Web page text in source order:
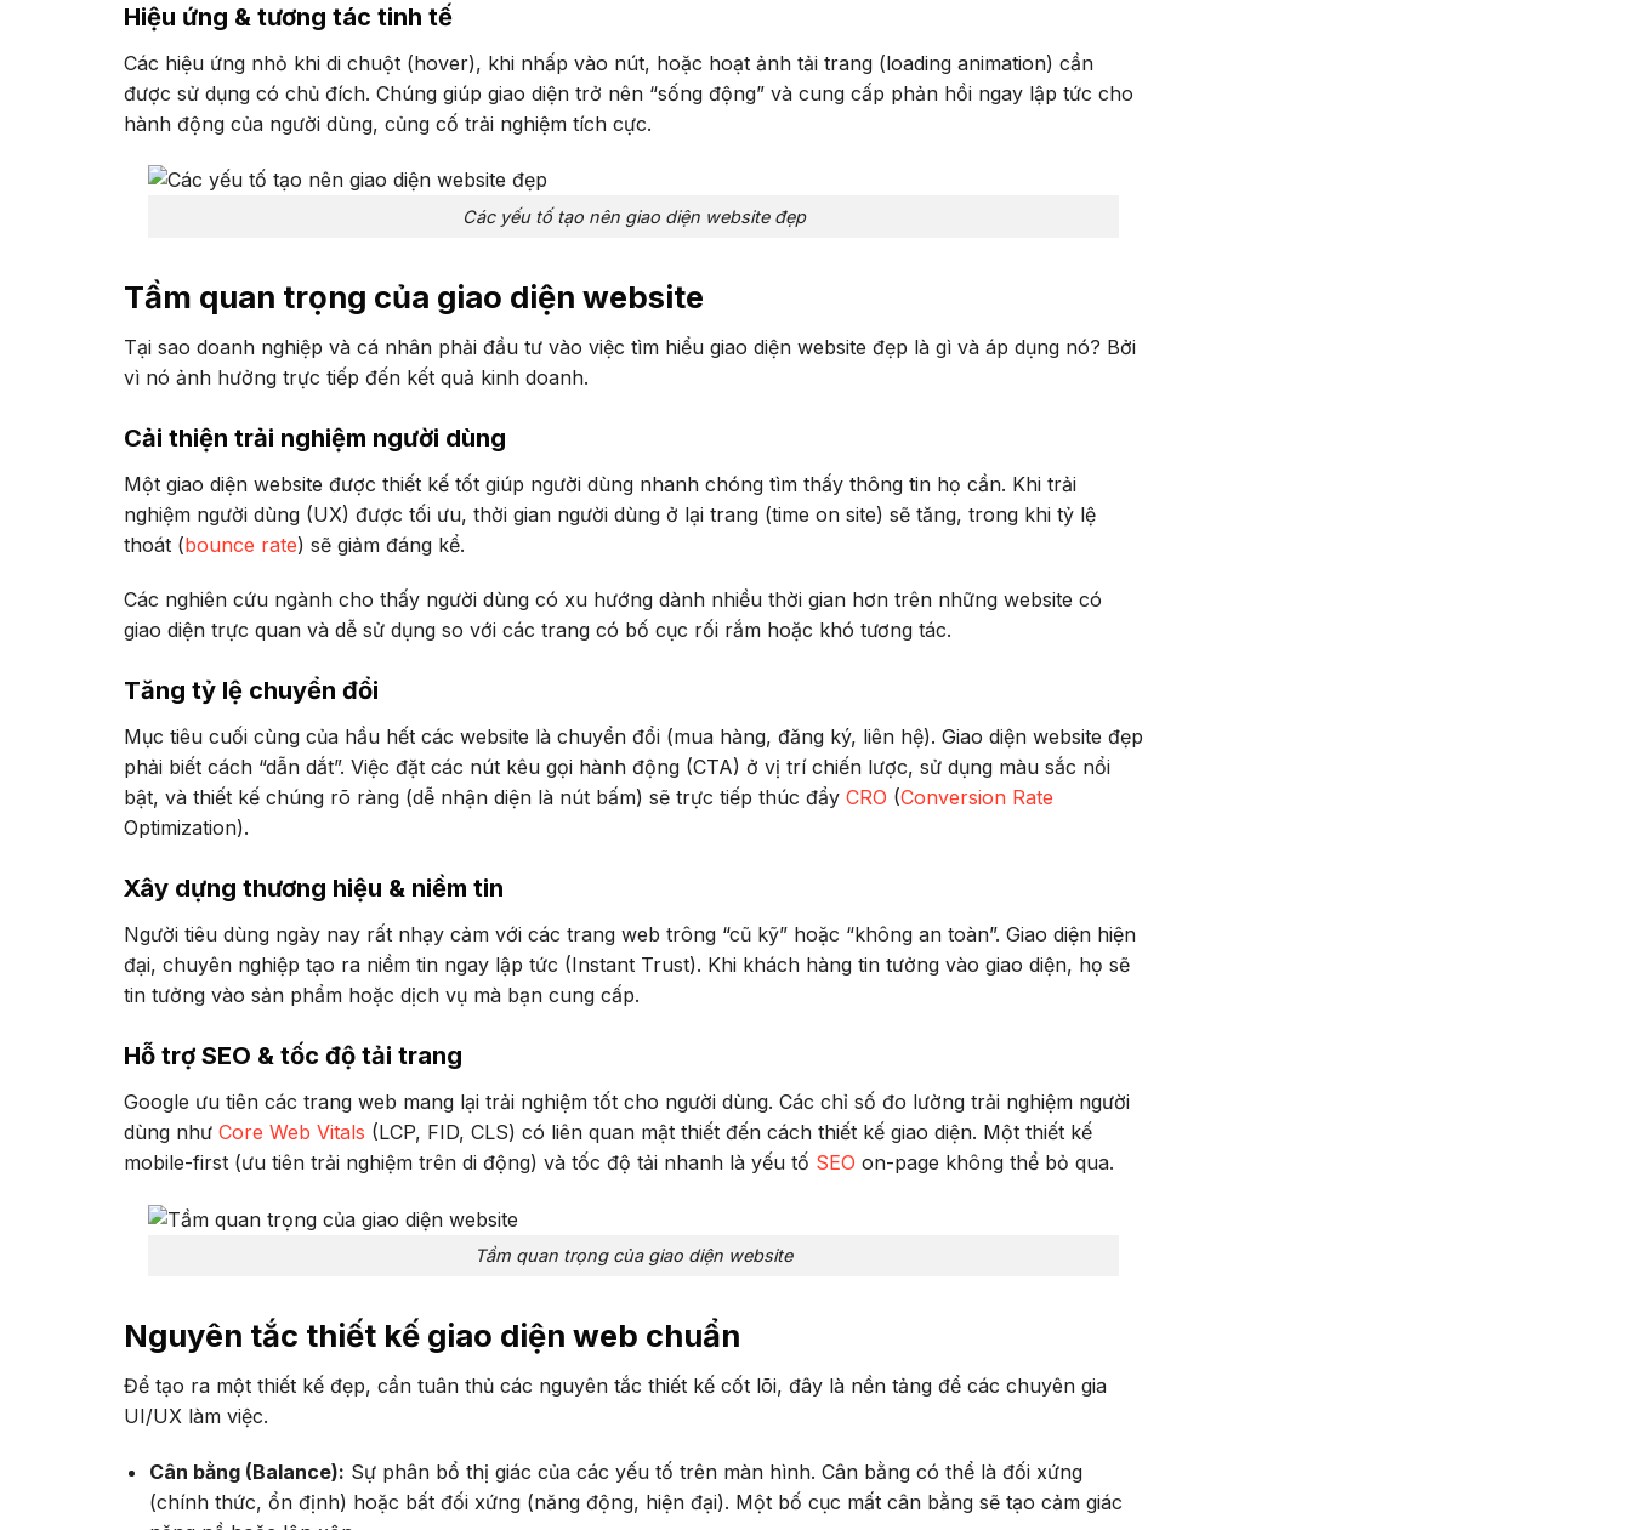
Hiệu ứng & tương tác tinh tế
Các hiệu ứng nhỏ khi di chuột (hover), khi nhấp vào nút, hoặc hoạt ảnh tải trang (loading animation) cần
được sử dụng có chủ đích. Chúng giúp giao diện trở nên “sống động” và cung cấp phản hồi ngay lập tức cho
hành động của người dùng, củng cố trải nghiệm tích cực.
Các yếu tố tạo nên giao diện website đẹp
Tầm quan trọng của giao diện website
Tại sao doanh nghiệp và cá nhân phải đầu tư vào việc tìm hiểu giao diện website đẹp là gì và áp dụng nó? Bởi
vì nó ảnh hưởng trực tiếp đến kết quả kinh doanh.
Cải thiện trải nghiệm người dùng
Một giao diện website được thiết kế tốt giúp người dùng nhanh chóng tìm thấy thông tin họ cần. Khi trải
nghiệm người dùng (UX) được tối ưu, thời gian người dùng ở lại trang (time on site) sẽ tăng, trong khi tỷ lệ
thoát (bounce rate) sẽ giảm đáng kể.
Các nghiên cứu ngành cho thấy người dùng có xu hướng dành nhiều thời gian hơn trên những website có
giao diện trực quan và dễ sử dụng so với các trang có bố cục rối rắm hoặc khó tương tác.
Tăng tỷ lệ chuyển đổi
Mục tiêu cuối cùng của hầu hết các website là chuyển đổi (mua hàng, đăng ký, liên hệ). Giao diện website đẹp
phải biết cách “dẫn dắt”. Việc đặt các nút kêu gọi hành động (CTA) ở vị trí chiến lược, sử dụng màu sắc nổi
bật, và thiết kế chúng rõ ràng (dễ nhận diện là nút bấm) sẽ trực tiếp thúc đẩy CRO (Conversion Rate
Optimization).
Xây dựng thương hiệu & niềm tin
Người tiêu dùng ngày nay rất nhạy cảm với các trang web trông “cũ kỹ” hoặc “không an toàn”. Giao diện hiện
đại, chuyên nghiệp tạo ra niềm tin ngay lập tức (Instant Trust). Khi khách hàng tin tưởng vào giao diện, họ sẽ
tin tưởng vào sản phẩm hoặc dịch vụ mà bạn cung cấp.
Hỗ trợ SEO & tốc độ tải trang
Google ưu tiên các trang web mang lại trải nghiệm tốt cho người dùng. Các chỉ số đo lường trải nghiệm người
dùng như Core Web Vitals (LCP, FID, CLS) có liên quan mật thiết đến cách thiết kế giao diện. Một thiết kế
mobile-first (ưu tiên trải nghiệm trên di động) và tốc độ tải nhanh là yếu tố SEO on-page không thể bỏ qua.
Tầm quan trọng của giao diện website
Nguyên tắc thiết kế giao diện web chuẩn
Để tạo ra một thiết kế đẹp, cần tuân thủ các nguyên tắc thiết kế cốt lõi, đây là nền tảng để các chuyên gia
UI/UX làm việc.
Cân bằng (Balance): Sự phân bổ thị giác của các yếu tố trên màn hình. Cân bằng có thể là đối xứng
(chính thức, ổn định) hoặc bất đối xứng (năng động, hiện đại). Một bố cục mất cân bằng sẽ tạo cảm giác